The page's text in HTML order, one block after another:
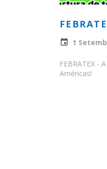
1
FEBRATEX -
Américas!